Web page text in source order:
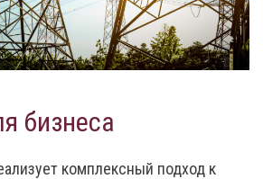
бизнеса
комплексный подход к